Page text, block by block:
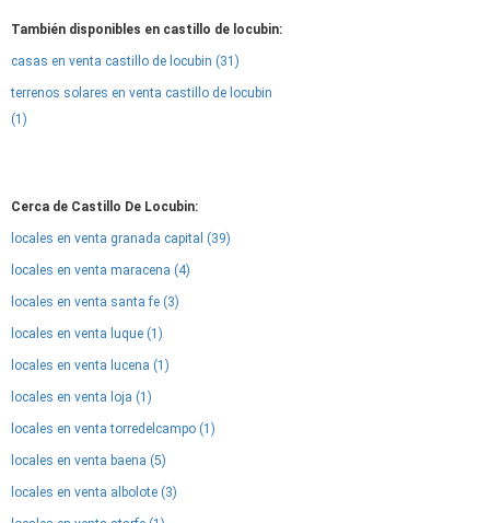
También disponibles en castillo de locubin:
casas en venta castillo de locubin (31)
terrenos solares en venta castillo de locubin
(1)
Cerca de Castillo De Locubin:
locales en venta granada capital (39)
locales en venta maracena (4)
locales en venta santa fe (3)
locales en venta luque (1)
locales en venta lucena (1)
locales en venta loja (1)
locales en venta torredelcampo (1)
locales en venta baena (5)
locales en venta albolote (3)